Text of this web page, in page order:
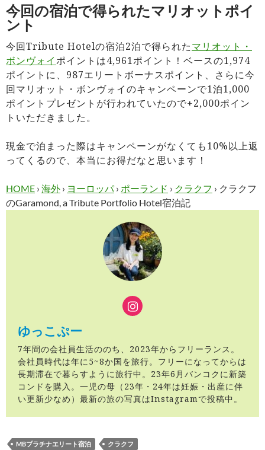
今回の宿泊で得られたマリオットポイ
ント
今回Tribute Hotelの宿泊2泊で得られたマリオット・
ボンヴォイポイントは4,961ポイント！ベースの1,974
ポイントに、987エリートボーナスポイント、さらに今
回マリオット・ボンヴォイのキャンペーンで1泊1,000
ポイントプレゼントが行われていたので+2,000ポイン
トいただきました。
現金で泊まった際はキャンペーンがなくても10%以上返
ってくるので、本当にお得だなと思います！
HOME › 海外 › ヨーロッパ › ポーランド › クラクフ › クラクフ
のGaramond, a Tribute Portfolio Hotel宿泊記
ゆっこぷー
7年間の会社員生活ののち、2023年からフリーランス。
会社員時代は年に5~8か国を旅行。フリーになってからは
長期滞在で暮らすように旅行中。23年6月バンコクに新築
コンドを購入。一児の母（23年・24年は妊娠・出産に伴
い更新少なめ）最新の旅の写真はInstagramで投稿中。
MBプラチナエリート宿泊
クラクフ